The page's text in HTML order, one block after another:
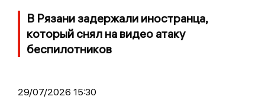
В Рязани задержали иностранца,
который снял на видео атаку
беспилотников
29/07/2026 15:30